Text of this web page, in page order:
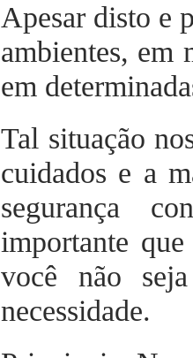
Apesar disto e
ambientes, em
em
Tal situação
cuidados e a
segurança
importante
você não
necessidade.